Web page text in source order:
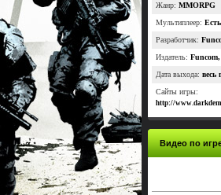
Жанр: MMORPG
Мультиплеер: Есть
Разработчик:
Издатель:
Дата выхода: весь
Сайты игры:
http://
Видео по